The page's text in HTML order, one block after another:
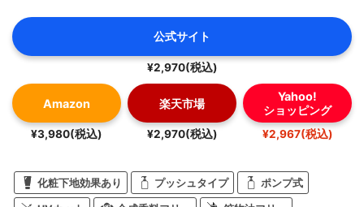
公式サイト
¥2,970(税込)
Amazon
¥3,980(税込)
楽天市場
¥2,970(税込)
Yahoo!
ショッピング
¥2,967(税込)
化粧下地効果あり プッシュタイプ ポンプ式